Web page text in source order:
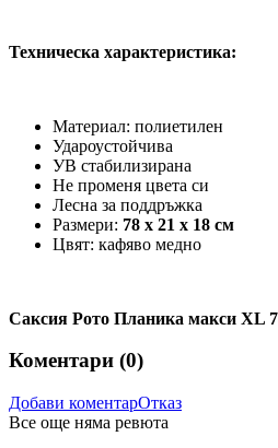
Техническа характеристика:
Материал: полиетилен
Удароустойчива
УВ стабилизирана
Не променя цвета си
Лесна за поддръжка
Размери: 78 x 21 x 18 см
Цвят: кафяво медно
Саксия Рото Планика макси XL
Коментари (0)
Добави коментарОтказ
Все още няма ревюта